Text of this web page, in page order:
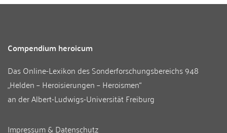
Compendium heroicum
Das Online-Lexikon desSonderforschungsbereichs 948
„Helden – Heroisierungen – Heroismen“
an derAlbert-Ludwigs-Universität Freiburg
Impressum & Datenschutz